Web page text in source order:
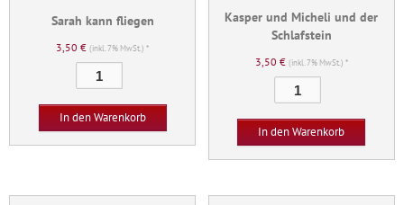
Sarah kann fliegen
3,50€ (inkl. 7% MwSt.) *
kann
fliegen
Menge
In den Warenkorb
Kasper und Micheli und der
Schlafstein
3,50 € (inkl. 7% MwSt.) *
und
Micheli
und
der
In den Warenkorb